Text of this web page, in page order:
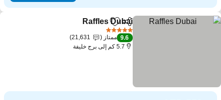
مشاركةAdd to favorites
Raffles Dubai
9.6 ممتاز
21,631
5.7 كم إلى برج خليفة